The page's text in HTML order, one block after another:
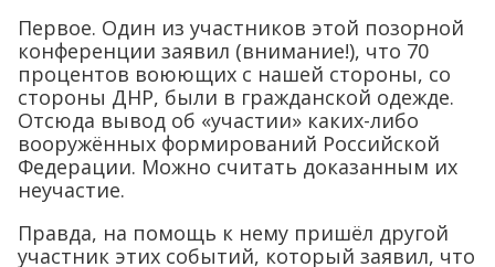
Первое. Один из участников этой позорной
конференции заявил (внимание!), что 70
процентов воюющих с нашей стороны, со
стороны ДНР, были в гражданской одежде.
Отсюда вывод об «участии» каких-либо
вооружённых формирований Российской
Федерации. Можно считать доказанным их
неучастие.
Правда, на помощь к нему пришёл другой
участник этих событий, который заявил, что